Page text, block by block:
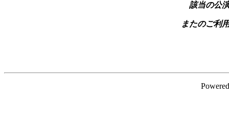
該当の公
またのご利